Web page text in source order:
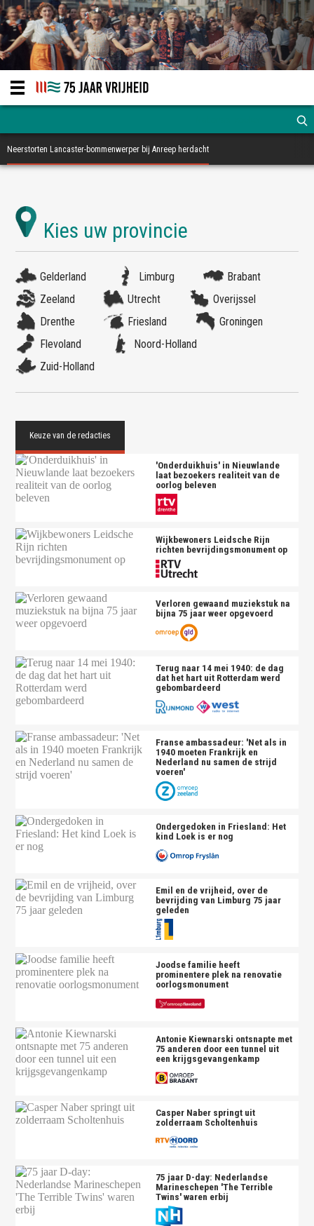
Neerstorten Lancaster-bommenwerper bij Anreep herdacht
Gelderland Limburg
Brabant
Zeeland
Utrecht
Overijssel
Drenthe
Friesland
Groningen
Flevoland
Noord-Holland
Zuid-Holland
'Onderduikhuis' in Nieuwlande
laat bezoekers realiteit van de
oorlog beleven
Wijkbewoners Leidsche Rijn
richten bevrijdingsmonument op
Verloren gewaand muziekstuk na
bijna 75 jaar weer opgevoerd
Terug naar 14 mei 1940: de dag
dat het hart uit Rotterdam werd
gebombardeerd
Franse ambassadeur: 'Net als in
1940 moeten Frankrijk en
Nederland nu samen de strijd
voeren'
Ondergedoken in Friesland: Het
kind Loek is er nog
Emil en de vrijheid, over de
bevrijding van Limburg 75 jaar
geleden
Joodse familie heeft
prominentere plek na renovatie
oorlogsmonument
Antonie Kiewnarski ontsnapte met
75 anderen door een tunnel uit
een krijgsgevangenkamp
Casper Naber springt uit
zolderraam Scholtenhuis
75 jaar D-day: Nederlandse
Marineschepen 'The Terrible
Twins' waren erbij